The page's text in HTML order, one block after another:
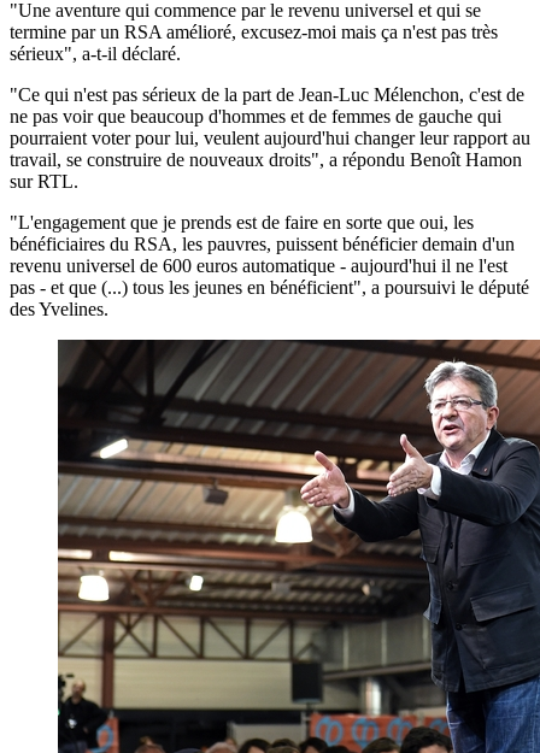
"Une aventure qui commence par le revenu universel et qui se
termine par un RSA amélioré, excusez-moi mais ça n'est pas très
sérieux", a-t-il déclaré.
"Ce qui n'est pas sérieux de la part de Jean-Luc Mélenchon, c'est de
ne pas voir que beaucoup d'hommes et de femmes de gauche qui
pourraient voter pour lui, veulent aujourd'hui changer leur rapport au
travail, se construire de nouveaux droits", a répondu Benoît Hamon
sur RTL.
"L'engagement que je prends est de faire en sorte que oui, les
bénéficiaires du RSA, les pauvres, puissent bénéficier demain d'un
revenu universel de 600 euros automatique - aujourd'hui il ne l'est
pas - et que (...) tous les jeunes en bénéficient", a poursuivi le député
des Yvelines.